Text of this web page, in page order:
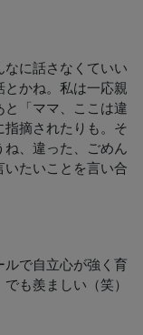
なに話さなくていい
とかね。私は一応親
と「ママ、ここは違
指摘されたりも。そ
ね、違った、ごめん
いたいことを言い合
ルで自立心が強く育
も羨ましい（笑）